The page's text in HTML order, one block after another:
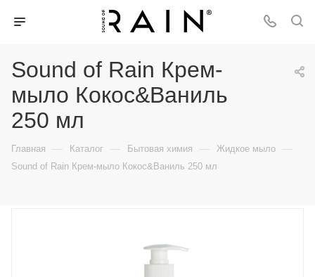
Sound of Rain Крем-
мыло Кокос&Ваниль
250 мл
Главная — Каталог — Бытовая химия — Жидкое мыло —
Sound of Rain Крем-мыло Кокос&Ваниль 250 мл